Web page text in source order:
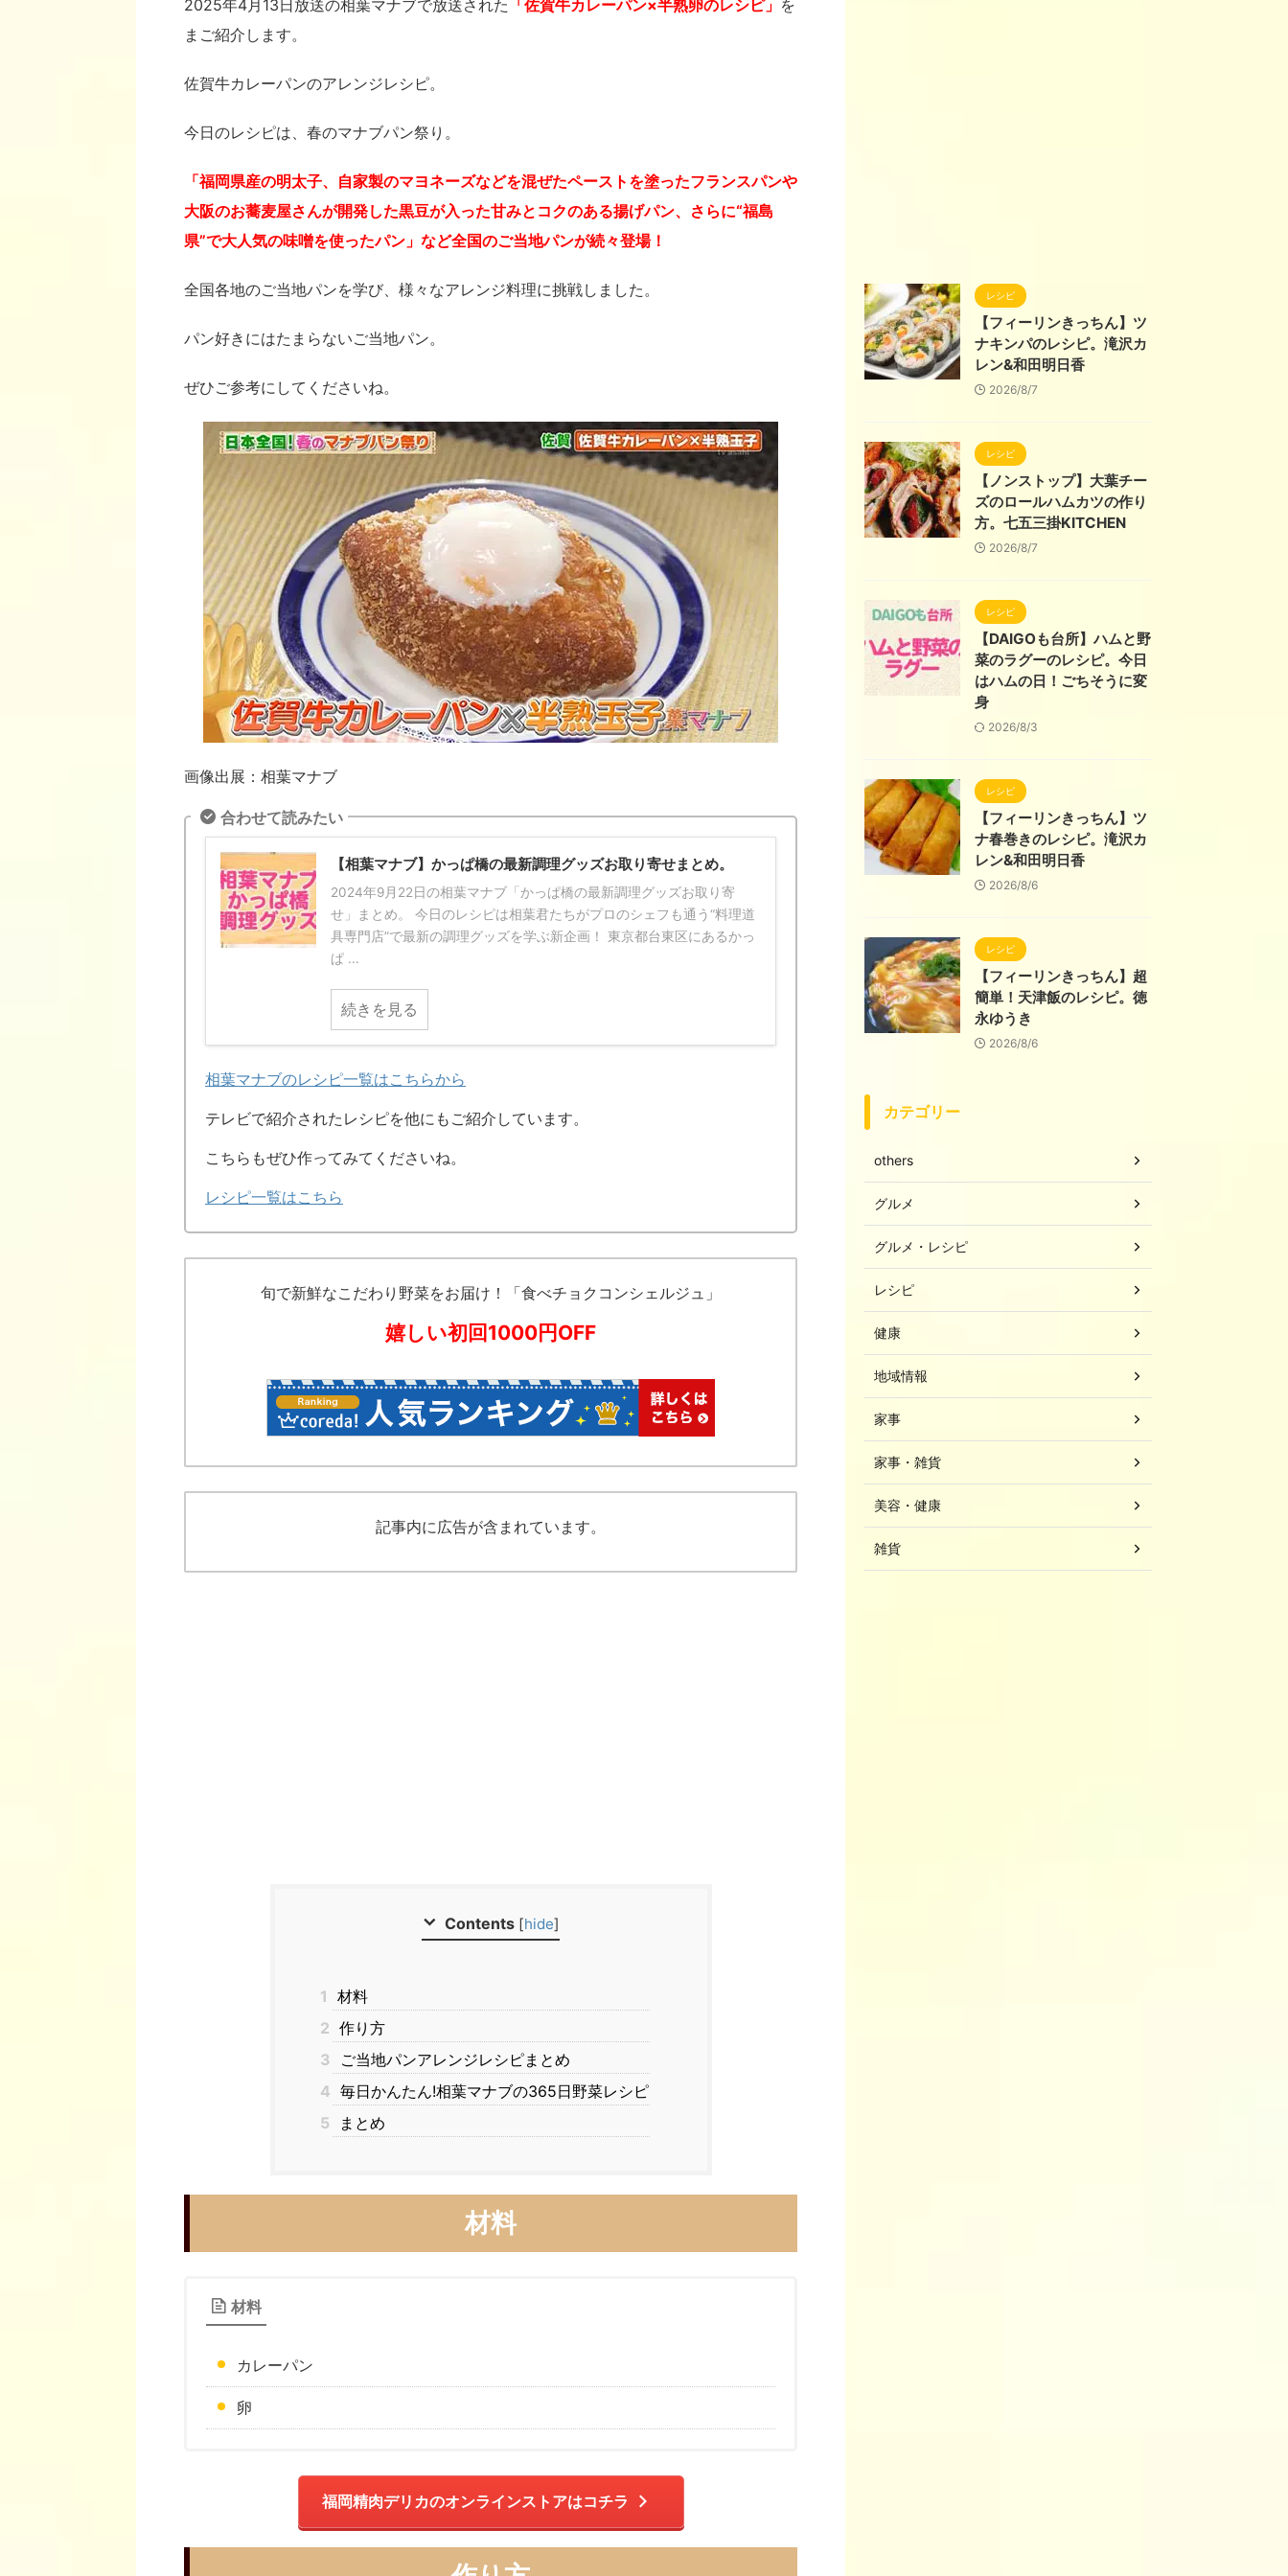
2025年4月13日放送の相葉マナブで放送された 「佐賀牛カレーパン×半熟卵のレシピ」 を
まご紹介します。
佐賀牛カレーパンのアレンジレシピ。
今日のレシピは、春のマナブパン祭り。
「福岡県産の明太子、自家製のマヨネーズなどを混ぜたペーストを塗ったフランスパンや
大阪のお蕎麦屋さんが開発した黒豆が入った甘みとコクのある揚げパン、さらに“福島
県”で大人気の味噌を使ったパン」など全国のご当地パンが続々登場！
全国各地のご当地パンを学び、様々なアレンジ料理に挑戦しました。
パン好きにはたまらないご当地パン。
ぜひご参考にしてくださいね。
画像出展：相葉マナブ
合わせて読みたい
【相葉マナブ】かっぱ橋の最新調理グッズお取り寄せまとめ。
2024年9月22日の相葉マナブ「かっぱ橋の最新調理グッズお取り寄
せ」まとめ。 今日のレシピは相葉君たちがプロのシェフも通う“料理道
具専門店”で最新の調理グッズを学ぶ新企画！ 東京都台東区にあるかっ
ぱ ...
続きを見る
相葉マナブのレシピ一覧はこちらから
テレビで紹介されたレシピを他にもご紹介しています。
こちらもぜひ作ってみてくださいね。
レシピ一覧はこちら
旬で新鮮なこだわり野菜をお届け！「食べチョクコンシェルジュ」
嬉しい初回1000円OFF
記事内に広告が含まれています。
Contents [hide]
1 材料
2 作り方
3
ご当地パンアレンジレシピまとめ
4 毎日かんたん!相葉マナブの365日野菜レシピ
5
まとめ
材料
材料
カレーパン
卵
福岡精肉デリカのオンラインストアはコチラ
レシピ
【フィーリンきっちん】ツ
ナキンパのレシピ。滝沢カ
レン&和田明日香
2026/8/7
レシピ
【ノンストップ】大葉チー
ズのロールハムカツの作り
方。七五三掛KITCHEN
2026/8/7
レシピ
【DAIGOも台所】ハムと野
菜のラグーのレシピ。今日
はハムの日！ごちそうに変
身
2026/8/3
レシピ
【フィーリンきっちん】ツ
ナ春巻きのレシピ。滝沢カ
レン&和田明日香
2026/8/6
レシピ
【フィーリンきっちん】超
簡単！天津飯のレシピ。徳
永ゆうき
2026/8/6
カテゴリー
others
グルメ
グルメ・レシピ
レシピ
健康
地域情報
家事
家事・雑貨
美容・健康
雑貨